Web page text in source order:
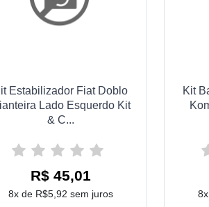
Estabilizador Fiat Doblo
Lado Esquerdo Kit
& C...
R$ 45,01
8x de R$5,92 sem juros
Kit